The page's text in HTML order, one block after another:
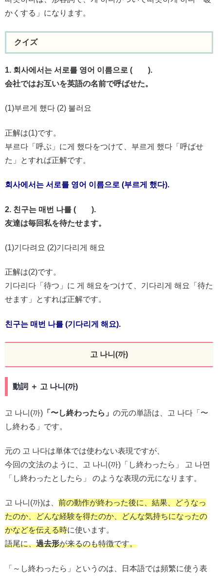
かくする」になります。
クイズ
1. 회사에서는 서로를 영어 이름으로 ( ).
会社ではお互いを英語の名前で呼ばせた。
(1)부르게 했다 (2) 불러요
正解は(1)です。
부르다「呼ぶ」に게 했다をつけて、부르게 했다「呼ばせ
た」とすれば正解です。
회사에서는 서로를 영어 이름으로 (부르게 했다).
2. 친구는 매번 나를 ( ).
友達は毎回私を待たせます。
(1)기다려요 (2)기다리게 해요
正解は(2)です。
기다리다「待つ」に 게 해요をつけて、기다리게 해요「待た
せます」とすれば正解です。
친구는 매번 나를 (기다리게 해요).
고 나니(까)
動詞 ＋ 고 나니(까)
고 나니(까) 「〜し終わったら」 の元の単語は、고 나다「〜
し終わる」です。
元の 고 나다は単体では使わない表現ですが、
今回の文法のように、고 나니(까)「し終わったら」 고 나면
「し終わったとしたら」 のような表現の元になります。
고 나니(까)は、 前の動作が終わった後に、結果、どうなっ
たのか、どんな経験を得たのか、どんな気持ちになったの
かなどを伝える時に使います。
語尾に、過去形が来るのも特徴です。
「～し終わったら」というのは、日本語では頻繁に使う表